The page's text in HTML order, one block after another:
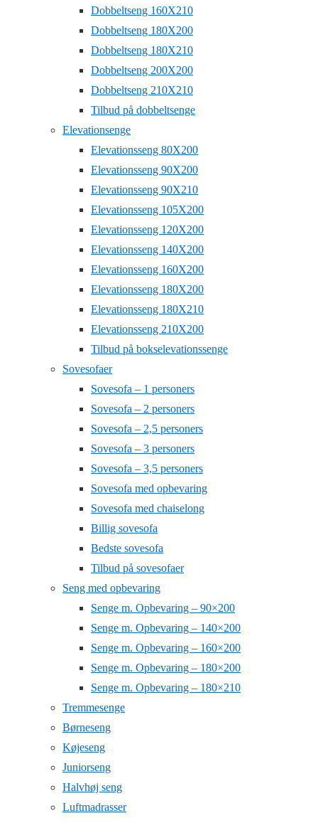
Dobbeltseng 160X210
Dobbeltseng 180X200
Dobbeltseng 180X210
Dobbeltseng 200X200
Dobbeltseng 210X210
Tilbud på dobbeltsenge
Elevationsenge
Elevationsseng 80X200
Elevationsseng 90X200
Elevationsseng 90X210
Elevationsseng 105X200
Elevationsseng 120X200
Elevationsseng 140X200
Elevationsseng 160X200
Elevationsseng 180X200
Elevationsseng 180X210
Elevationsseng 210X200
Tilbud på bokselevationssenge
Sovesofaer
Sovesofa – 1 personers
Sovesofa – 2 personers
Sovesofa – 2,5 personers
Sovesofa – 3 personers
Sovesofa – 3,5 personers
Sovesofa med opbevaring
Sovesofa med chaiselong
Billig sovesofa
Bedste sovesofa
Tilbud på sovesofaer
Seng med opbevaring
Senge m. Opbevaring – 90×200
Senge m. Opbevaring – 140×200
Senge m. Opbevaring – 160×200
Senge m. Opbevaring – 180×200
Senge m. Opbevaring – 180×210
Tremmesenge
Børneseng
Køjeseng
Juniorseng
Halvhøj seng
Luftmadrasser